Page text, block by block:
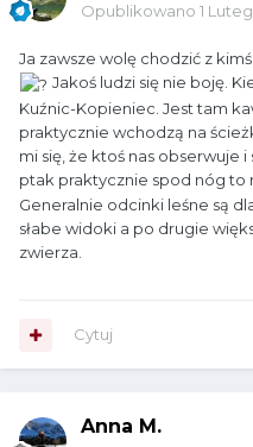
Opublikowano 1
Ja zawsze wolę chodzić z
Jakoś ludzi się nie boję.
Kuźnic-Kopieniec. Jest tam
praktycznie wchodzą na
mi się, że ktoś nas obserwuje i
ptak praktycznie spod nóg to
Generalnie odcinki leśne są
słabe widoki a po drugie
zwierza.
Cytuj
Anna M.